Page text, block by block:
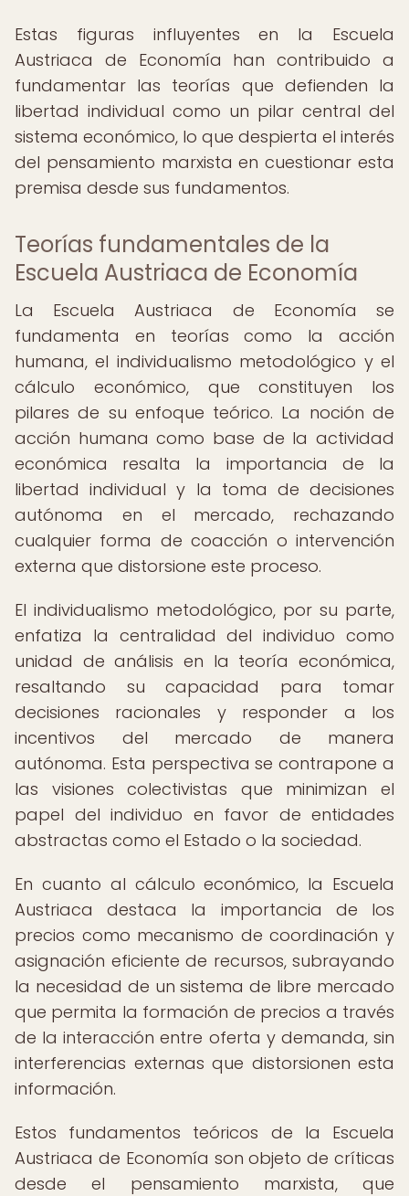
Estas figuras influyentes en la Escuela
Austriaca de Economía han contribuido a
fundamentar las teorías que defienden la
libertad individual como un pilar central del
sistema económico, lo que despierta el interés
del pensamiento marxista en cuestionar esta
premisa desde sus fundamentos.
Teorías fundamentales de la
Escuela Austriaca de Economía
La Escuela Austriaca de Economía se
fundamenta en teorías como la acción
humana, el individualismo metodológico y el
cálculo económico, que constituyen los
pilares de su enfoque teórico. La noción de
acción humana como base de la actividad
económica resalta la importancia de la
libertad individual y la toma de decisiones
autónoma en el mercado, rechazando
cualquier forma de coacción o intervención
externa que distorsione este proceso.
El individualismo metodológico, por su parte,
enfatiza la centralidad del individuo como
unidad de análisis en la teoría económica,
resaltando su capacidad para tomar
decisiones racionales y responder a los
incentivos del mercado de manera
autónoma. Esta perspectiva se contrapone a
las visiones colectivistas que minimizan el
papel del individuo en favor de entidades
abstractas como el Estado o la sociedad.
En cuanto al cálculo económico, la Escuela
Austriaca destaca la importancia de los
precios como mecanismo de coordinación y
asignación eficiente de recursos, subrayando
la necesidad de un sistema de libre mercado
que permita la formación de precios a través
de la interacción entre oferta y demanda, sin
interferencias externas que distorsionen esta
información.
Estos fundamentos teóricos de la Escuela
Austriaca de Economía son objeto de críticas
desde el pensamiento marxista, que